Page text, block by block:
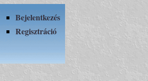
Bejelentkezés
Regisztráció